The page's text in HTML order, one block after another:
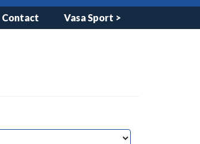
Contact Vasa Sport >